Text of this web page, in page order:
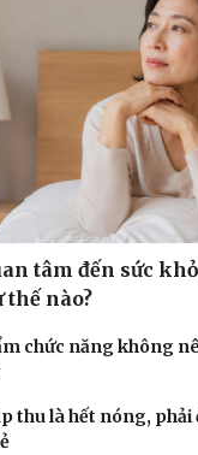
tâm đến sức
nào?
chức năng không
thu là hết nóng, phải